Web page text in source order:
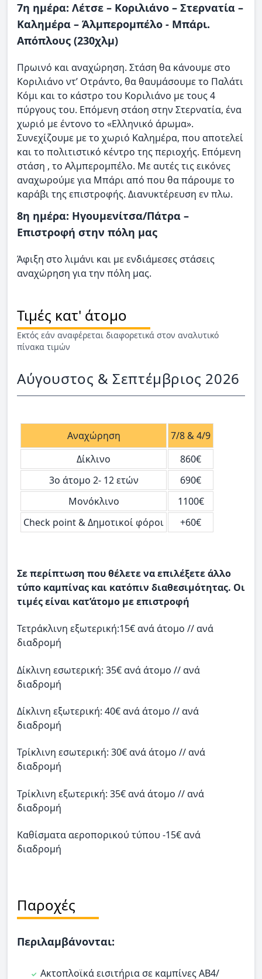
7η ημέρα: Λέτσε – Κοριλιάνο – Στερνατία –
Καλημέρα – Άλμπερομπέλο - Μπάρι.
Απόπλους (230χλμ)
Πρωινό και αναχώρηση. Στάση θα κάνουμε στο
Κοριλιάνο ντ’ Οτράντο, θα θαυμάσουμε το Παλάτι
Κόμι και το κάστρο του Κοριλιάνο με τους 4
πύργους του. Επόμενη στάοη στην Στερνατία, ένα
χωριό με έντονο το «Ελληνικό άρωμα».
Συνεχίζουμε με το χωριό Καλημέρα, που αποτελεί
και το πολιτιστικό κέντρο της περιοχής. Επόμενη
στάση , το Αλμπερομπέλο. Με αυτές τις εικόνες
αναχωρούμε για Μπάρι από που θα πάρουμε το
καράβι της επιστροφής. Διανυκτέρευση εν πλω.
8η ημέρα: Ηγουμενίτσα/Πάτρα –
Επιστροφή στην πόλη μας
Άφιξη στο λιμάνι και με ενδιάμεσες στάσεις
αναχώρηση για την πόλη μας.
Τιμές κατ' άτομο
Εκτός εάν αναφέρεται διαφορετικά στον αναλυτικό
πίνακα τιμών
Αύγουστος & Σεπτέμβριος 2026
Αναχώρηση
7/8 & 4/9
Δίκλινο
860€
3ο άτομο 2- 12 ετών
690€
Μονόκλινο
1100€
Check point & Δημοτικοί φόροι
+60€
Σε περίπτωση που θέλετε να επιλέξετε άλλο
τύπο καμπίνας και κατόπιν διαθεσιμότητας. Οι
τιμές είναι κατ’άτομο με επιστροφή
Τετράκλινη εξωτερική:15€ ανά άτομο // ανά
διαδρομή
Δίκλινη εσωτερική: 35€ ανά άτομο // ανά
διαδρομή
Δίκλινη εξωτερική: 40€ ανά άτομο // ανά
διαδρομή
Τρίκλινη εσωτερική: 30€ ανά άτομο // ανά
διαδρομή
Τρίκλινη εξωτερική: 35€ ανά άτομο // ανά
διαδρομή
Καθίσματα αεροπορικού τύπου -15€ ανά
διαδρομή
Παροχές
Περιλαμβάνονται:
Ακτοπλοϊκά εισιτήρια σε καμπίνες ΑΒ4/